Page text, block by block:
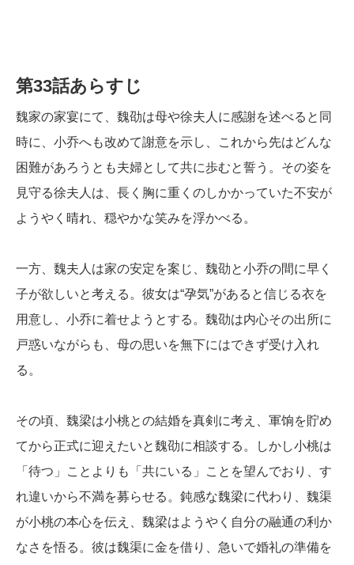
第33話あらすじ
魏家の家宴にて、魏劭は母や徐夫人に感謝を述べると同
時に、小乔へも改めて謝意を示し、これから先はどんな
困難があろうとも夫婦として共に歩むと誓う。その姿を
見守る徐夫人は、長く胸に重くのしかかっていた不安が
ようやく晴れ、穏やかな笑みを浮かべる。
一方、魏夫人は家の安定を案じ、魏劭と小乔の間に早く
子が欲しいと考える。彼女は“孕気”があると信じる衣を
用意し、小乔に着せようとする。魏劭は内心その出所に
戸惑いながらも、母の思いを無下にはできず受け入れ
る。
その頃、魏梁は小桃との結婚を真剣に考え、軍饷を貯め
てから正式に迎えたいと魏劭に相談する。しかし小桃は
「待つ」ことよりも「共にいる」ことを望んでおり、す
れ違いから不満を募らせる。鈍感な魏梁に代わり、魏渠
が小桃の本心を伝え、魏梁はようやく自分の融通の利か
なさを悟る。彼は魏渠に金を借り、急いで婚礼の準備を